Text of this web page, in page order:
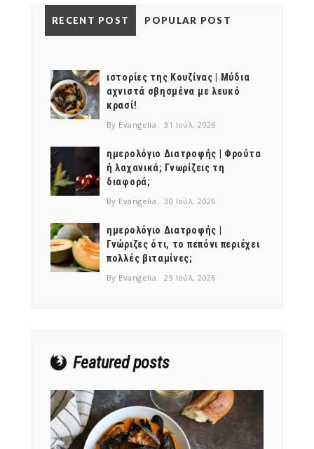
RECENT POST POPULAR POST
ιστορίες της Κουζίνας | Μύδια
αχνιστά σβησμένα με λευκό
κρασί!
By Evangelia 31 Ιούλ, 2026
ημερολόγιο Διατροφής | Φρούτα
ή λαχανικά; Γνωρίζεις τη
διαφορά;
By Evangelia 30 Ιούλ, 2026
ημερολόγιο Διατροφής |
Γνώριζες ότι, το πεπόνι περιέχει
πολλές βιταμίνες;
By Evangelia 29 Ιούλ, 2026
Featured posts
NEWSLETTER
Get ti
mel
y updates
fro
m
your favorite
products